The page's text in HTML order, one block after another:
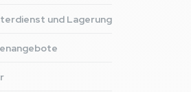
und Lagerung